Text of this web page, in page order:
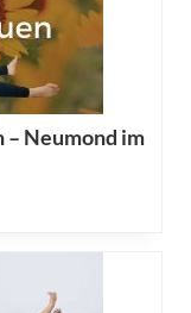
Neumond im